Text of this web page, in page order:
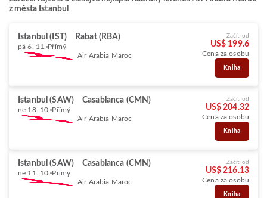
z města Istanbul
Istanbul (IST) Rabat (RBA)
pá 6. 11. Přímý
Air Arabia Maroc
Začít od
US$ 199.6
Cena za osobu
Kniha
Istanbul (SAW) Casablanca (CMN)
ne 18. 10. Přímý
Air Arabia Maroc
Začít od
US$ 204.32
Cena za osobu
Kniha
Istanbul (SAW) Casablanca (CMN)
ne 11. 10. Přímý
Air Arabia Maroc
Začít od
US$ 216.13
Cena za osobu
Kniha